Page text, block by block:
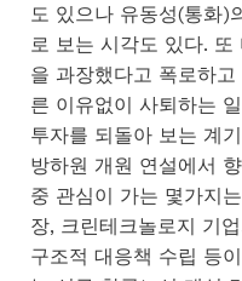
도 있으나 유동성(통화)
로 보는 시각도 있다.
을 과장했다고 폭로하
른 이유없이 사퇴하는
투자를 되돌아 보는 계
방하원 개원 연설에서
중 관심이 가는 몇가지
장, 크린테크놀로지 기
구조적 대응책 수립 등